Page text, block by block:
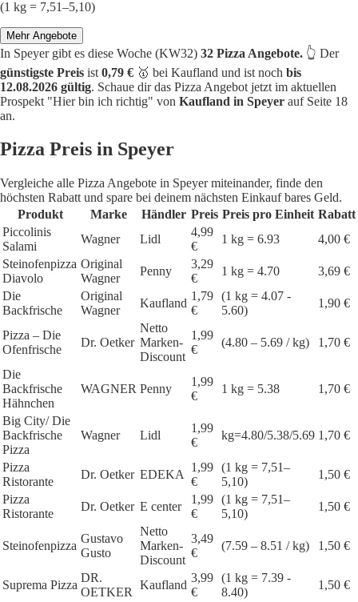
(1 kg = 7,51–5,10)
Mehr Angebote
In Speyer gibt es diese Woche (KW32) 32 Pizza Angebote. 👆 Der
günstigste Preis ist 0,79 € 🥇 bei Kaufland und ist noch bis
12.08.2026 gültig. Schaue dir das Pizza Angebot jetzt im aktuellen
Prospekt "Hier bin ich richtig" von Kaufland in Speyer auf Seite 18
an.
Pizza Preis in Speyer
Vergleiche alle Pizza Angebote in Speyer miteinander, finde den
höchsten Rabatt und spare bei deinem nächsten Einkauf bares Geld.
Produkt
Marke Händler Preis Preis pro Einheit Rabatt
Piccolinis
Salami
Wagner Lidl
4,99
€
1 kg = 6.93
4,00 €
Steinofenpizza
Diavolo
Original
Wagner
Penny
3,29
€
1 kg = 4.70
3,69 €
Die
Backfrische
Original
Wagner
Kaufland
1,79
€
(1 kg = 4.07 -
5.60)
1,90 €
Pizza – Die
Ofenfrische
Dr. Oetker
Netto
Marken-
Discount
1,99
€
(4.80 – 5.69 / kg) 1,70 €
Die
Backfrische
Hähnchen
WAGNER Penny
1,99
€
1 kg = 5.38 1,70 €
Big City/ Die
Backfrische
Pizza
Wagner Lidl
1,99
€
kg=4.80/5.38/5.69 1,70 €
Pizza
Ristorante
Dr. Oetker EDEKA
1,99
€
(1 kg = 7,51–
5,10)
1,50 €
Pizza
Ristorante
Dr. Oetker E center
1,99
€
(1 kg = 7,51–
5,10)
1,50 €
Steinofenpizza
Gustavo
Gusto
Netto
Marken-
Discount
3,49
€
(7.59 – 8.51 / kg) 1,50 €
Suprema Pizza
DR.
OETKER
Kaufland
3,99
€
(1 kg = 7.39 -
8.40)
1,50 €